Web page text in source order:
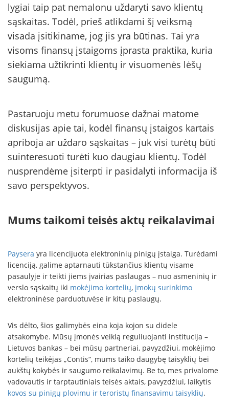
lygiai taip pat nemalonu uždaryti savo klientų
sąskaitas. Todėl, prieš atlikdami šį veiksmą
visada įsitikiname, jog jis yra būtinas. Tai yra
visoms finansų įstaigoms įprasta praktika, kuria
siekiama užtikrinti klientų ir visuomenės lėšų
saugumą.
Pastaruoju metu forumuose dažnai matome
diskusijas apie tai, kodėl finansų įstaigos kartais
apriboja ar uždaro sąskaitas – juk visi turėtų būti
suinteresuoti turėti kuo daugiau klientų. Todėl
nusprendėme įsiterpti ir pasidalyti informacija iš
savo perspektyvos.
Mums taikomi teisės aktų reikalavimai
Paysera yra licencijuota elektroninių pinigų įstaiga. Turėdami
licenciją, galime aptarnauti tūkstančius klientų visame
pasaulyje ir teikti jiems įvairias paslaugas – nuo asmeninių ir
verslo sąskaitų iki mokėjimo kortelių, įmokų surinkimo
elektroninėse parduotuvėse ir kitų paslaugų.
Vis dėlto, šios galimybės eina koja kojon su didele
atsakomybe. Mūsų įmonės veiklą reguliuojanti institucija –
Lietuvos bankas – bei mūsų partneriai, pavyzdžiui, mokėjimo
kortelių teikėjas „Contis“, mums taiko daugybę taisyklių bei
aukštų kokybės ir saugumo reikalavimų. Be to, mes privalome
vadovautis ir tarptautiniais teisės aktais, pavyzdžiui, laikytis
kovos su pinigų plovimu ir teroristų finansavimu taisyklių.